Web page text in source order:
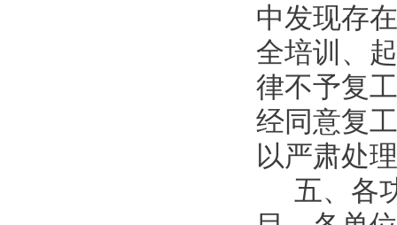
中发现存
全培训、
律不予复
经同意复
以严肃处
五、各